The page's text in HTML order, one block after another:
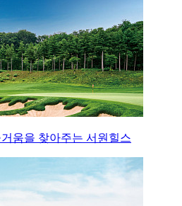
움을 찾아주는 서원힐스